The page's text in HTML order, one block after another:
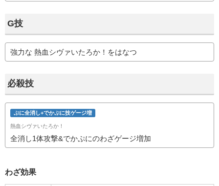
G技
強力な 熱血シヴァいたろか！をはなつ
必殺技
ぷに全消し+でかぷに技ゲージ増
熱血シヴァいたろか！
全消し1体攻撃&でかぷにのわざゲージ増加
わざ効果